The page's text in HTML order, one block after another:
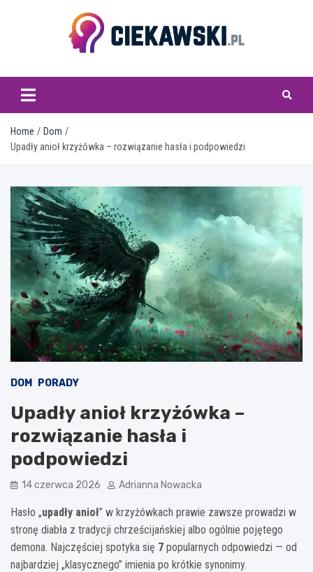
ciekawski.pl
Home
Dom
Upadły anioł krzyżówka – rozwiązanie hasła i podpowiedzi
DOM PORADY
Upadły anioł krzyżówka –
rozwiązanie hasła i
podpowiedzi
14 czerwca 2026 Adrianna Nowacka
Hasło „upadły anioł” w krzyżówkach prawie zawsze prowadzi w
stronę diabła z tradycji chrześcijańskiej albo ogólnie pojętego
demona. Najczęściej spotyka się 7 popularnych odpowiedzi — od
najbardziej „klasycznego” imienia po krótkie synonimy.